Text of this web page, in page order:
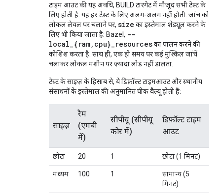
टाइम आउट की यह अवधि, BUILD टारगेट में मौजूद सभी टेस्ट के
लिए होती है. यह हर टेस्ट के लिए अलग-अलग नहीं होती. जांच को
लोकल लेवल पर चलाने पर, size का इस्तेमाल शेड्यूल करने के
लिए भी किया जाता है: Bazel, --
local_{ram,cpu}_resourcesका पालन करने की
कोशिश करता है. साथ ही, एक ही समय पर कई मुश्किल जांचें
चलाकर लोकल मशीन पर ज़्यादा लोड नहीं डालता.
टेस्ट के साइज़ के हिसाब से, ये डिफ़ॉल्ट टाइमआउट और स्थानीय
संसाधनों के इस्तेमाल की अनुमानित पीक वैल्यू होती हैं:
साइज़
रैम
(एमबी
में)
सीपीयू (सीपीयू
कोर में)
डिफ़ॉल्ट टाइम
आउट
छोटा 20 1 छोटा (1 मिनट)
मध्यम 100 1
सामान्य (5
मिनट)